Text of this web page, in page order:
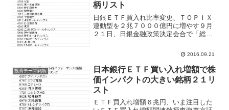
柄リスト
日銀ＥＴＦ買入れ比率変更、ＴＯＰＩＸ
連動型を２兆７０００億円に増やす９月
２１日、日銀金融政策決定会合で「総括
ナンシャル・グループ、みずほフィナン
シャルグループ、三井住友...
2016.09.21
投資テーマ銘柄
日本銀行ＥＴＦ買い入れ増額で株
価インパクトの大きい銘柄２１リ
スト
ＥＴＦ買入れ増額６兆円、いま注目した